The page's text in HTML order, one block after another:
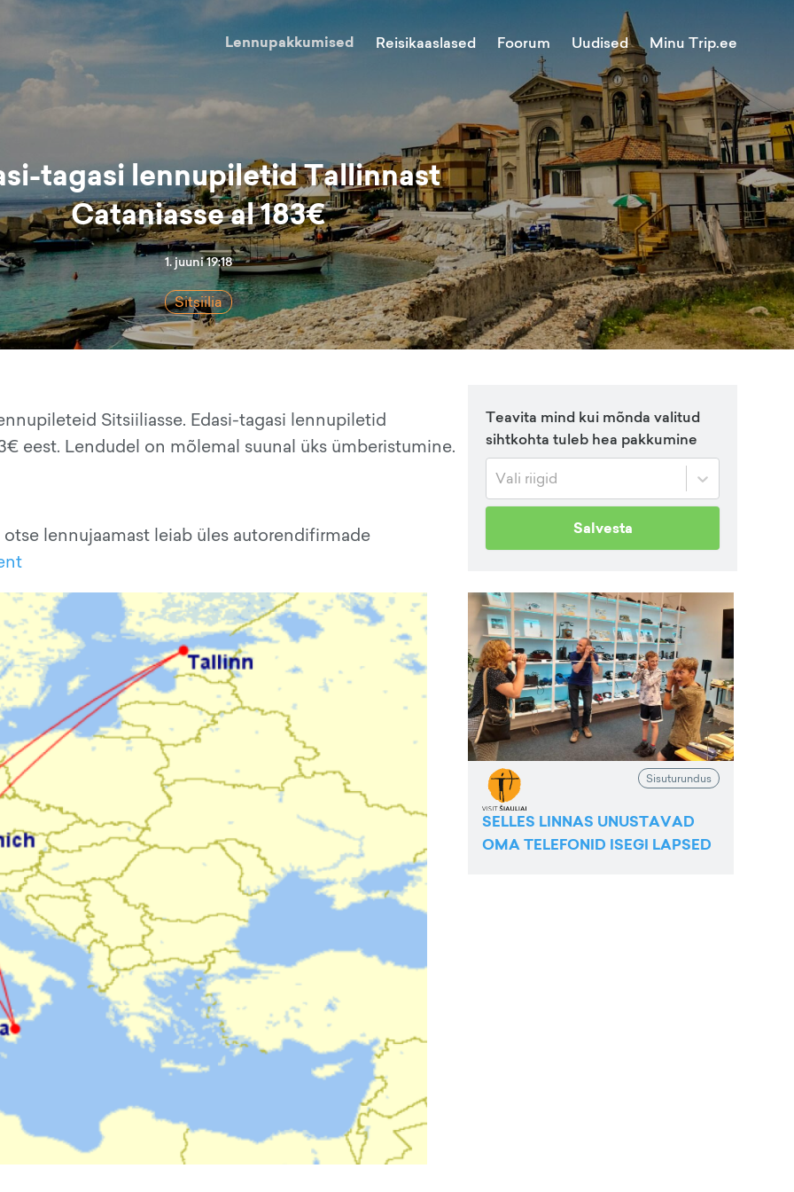
Lennupakkumised Reisikaaslased Foorum Uudised Minu Trip.ee
tagasi lennupiletid Tallinnast
Cataniasse al 183€
1. juuni 19:18
Sitsiilia
Sitsiiliasse. Edasi-tagasi lennupiletid
eest. Lendudel on mõlemal suunal üks ümberistumine.
lennujaamast leiab üles autorendifirmade
Teavita mind kui mõnda valitud
sihtkohta tuleb hea pakkumine
Vali riigid
Salvesta
Sisuturundus
SELLES LINNAS UNUSTAVAD
OMA TELEFONID ISEGI LAPSED